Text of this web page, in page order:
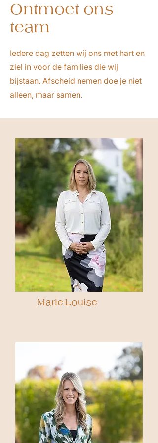
Ontmoet ons
team
Iedere dag zetten wij ons met hart en
ziel in voor de families die wij
bijstaan. Afscheid nemen doe je niet
alleen, maar samen.
Marie-Louise